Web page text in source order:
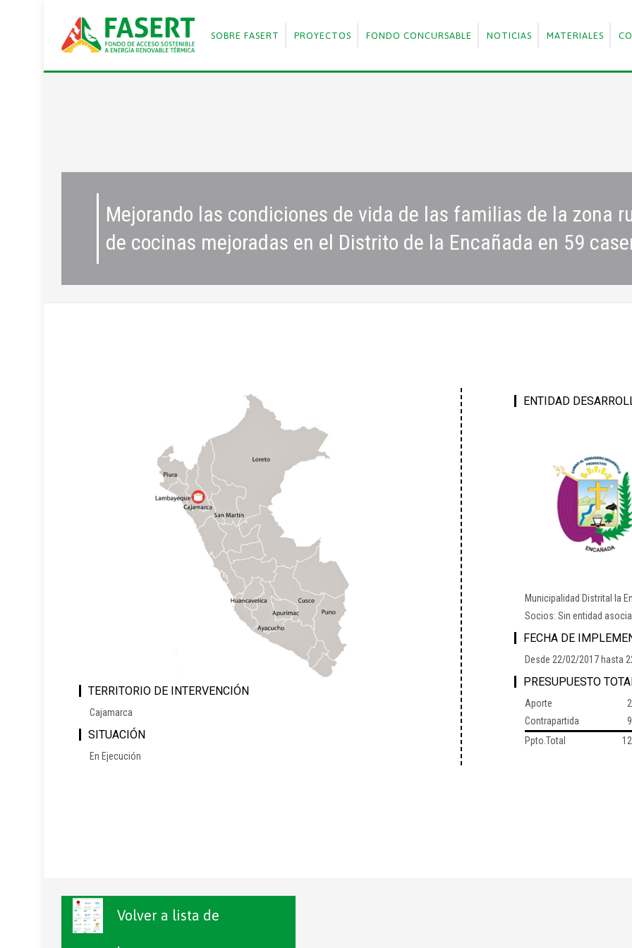
SOBRE FASERT PROYECTOS FONDO CONCURSABLE NOTICIAS MATERIALES
Mejorando las condiciones de vida de las familias de la zona
de cocinas mejoradas en el Distrito de la Encañada en 59
TERRITORIO DE INTERVENCIÓN
Cajamarca
SITUACIÓN
En Ejecución
ENTIDAD
Municipalidad Distrital la
Socios: Sin entidad
FECHA DE
Desde 22/02/2017 hasta
PRESUPUESTO
Aporte
Contrapartida
Ppto.Total
Volver a lista de